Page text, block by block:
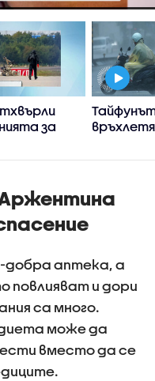
за
с дрон
аптека, а
повлияват и дори
са много.
може да
вместо да се